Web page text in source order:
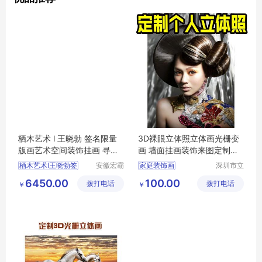
栖木艺术 l 王晓勃 签名限量
版画艺术空间装饰挂画 寻找
光明NO.3
栖木艺术l王晓勃签
安徽宏霸
有限公司
￥ 6450.00 拨打电话
3D裸眼立体照立体画光栅变
画 墙面挂画装饰来图定制批
量lenticular
家庭装饰画
墙面挂画装饰
深圳市立
技有限公
￥ 100.00 拨打电话